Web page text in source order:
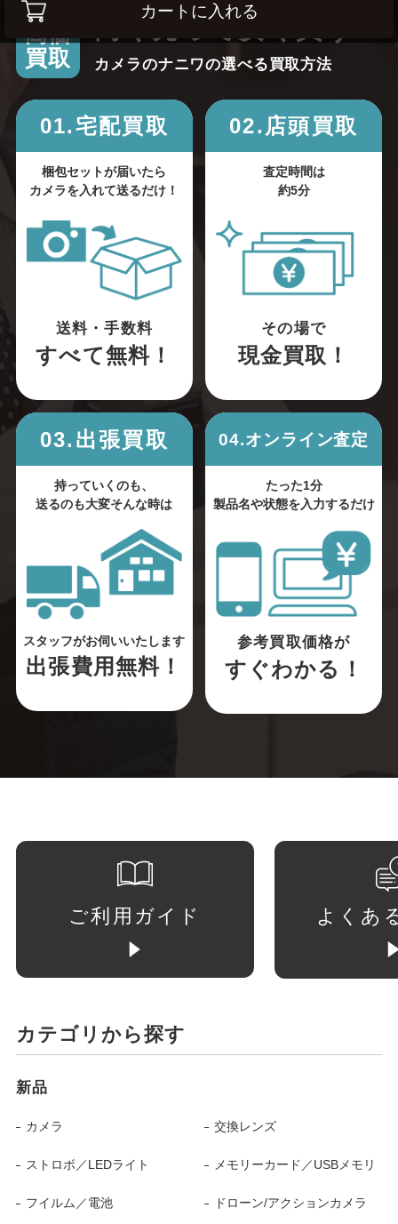
カートに入れる
高価
買取
高く売って安く買う！
カメラのナニワの選べる買取方法
01.宅配買取
梱包セットが届いたら
カメラを入れて送るだけ！
送料・手数料
すべて無料！
02.店頭買取
査定時間は
約5分
その場で
現金買取！
03.出張買取
持っていくのも、
送るのも大変そんな時は
スタッフがお伺いいたします
出張費用無料！
04.オンライン査定
たった1分
製品名や状態を入力するだけ
参考買取価格が
すぐわかる！
ご利用ガイド よくあ
カテゴリから探す
新品
カメラ 交換レンズ
ストロボ／LEDライト メモリーカード／USBメモリ
フイルム／電池 ドローン/アクションカメラ